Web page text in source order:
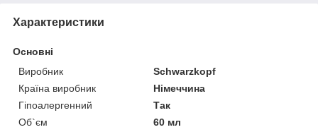
Характеристики
Основні
Виробник
Schwarzkopf
Країна виробник
Німеччина
Гіпоалергенний
Так
Об`єм
60 мл